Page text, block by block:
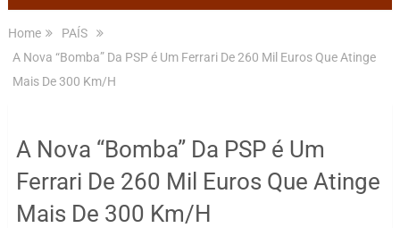
Home
PAÍS
A Nova “Bomba” Da PSP é Um Ferrari De 260 Mil Euros Que Atinge
Mais De 300 Km/H
A Nova “Bomba” Da PSP é Um
Ferrari De 260 Mil Euros Que Atinge
Mais De 300 Km/H